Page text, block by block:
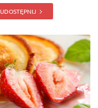
UDOSTĘPNIJ